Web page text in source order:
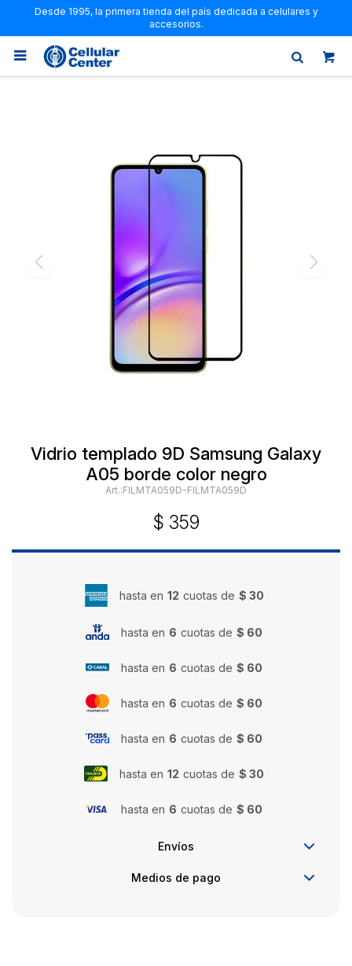
Desde 1995, la primera tienda del país dedicada a celulares y
accesorios.

Vidrio templado 9D Samsung Galaxy
A05 borde color negro
FILMTA059D-FILMTA059D
$ 359
hasta en 12 cuotas de $ 30
hasta en 6 cuotas de $ 60
hasta en 6 cuotas de $ 60
hasta en 6 cuotas de $ 60
hasta en 6 cuotas de $ 60
hasta en 12 cuotas de $ 30
hasta en 6 cuotas de $ 60
Envíos
Medios de pago